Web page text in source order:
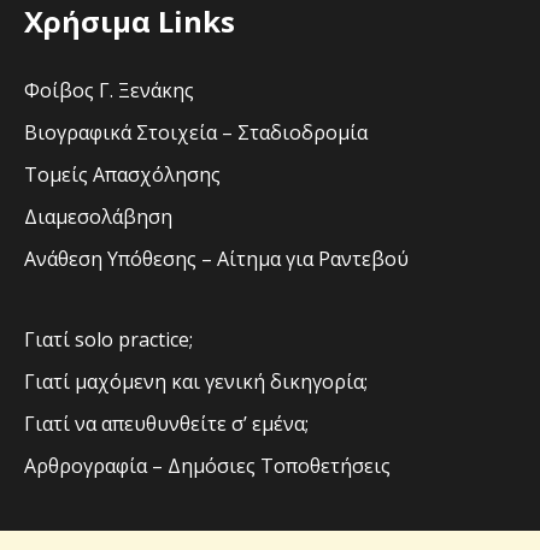
Χρήσιμα Links
Φοίβος Γ. Ξενάκης
Βιογραφικά Στοιχεία – Σταδιοδρομία
Τομείς Απασχόλησης
Διαμεσολάβηση
Ανάθεση Υπόθεσης – Αίτημα για Ραντεβού
Γιατί solo practice;
Γιατί μαχόμενη και γενική δικηγορία;
Γιατί να απευθυνθείτε σ’ εμένα;
Αρθρογραφία – Δημόσιες Τοποθετήσεις